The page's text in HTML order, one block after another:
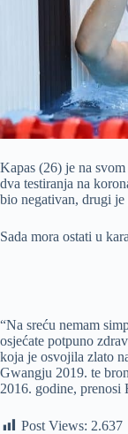
Kapas (26) je na
dva testiranja na
bio negativan, drugi
Sada mora ostati u
“Na sreću nemam
osjećate potpuno
koja je osvojila zlato
Gwangju 2019. te
2016. godine, prenosi
Post Views: 2.637